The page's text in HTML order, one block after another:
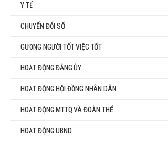
Y TẾ
CHUYỂN ĐỔI SỐ
GƯƠNG NGƯỜI TỐT VIỆC TỐT
HOẠT ĐỘNG ĐẢNG ỦY
HOẠT ĐỘNG HỘI ĐỒNG NHÂN DÂN
HOẠT ĐỘNG MTTQ VÀ ĐOÀN THỂ
HOẠT ĐỘNG UBND